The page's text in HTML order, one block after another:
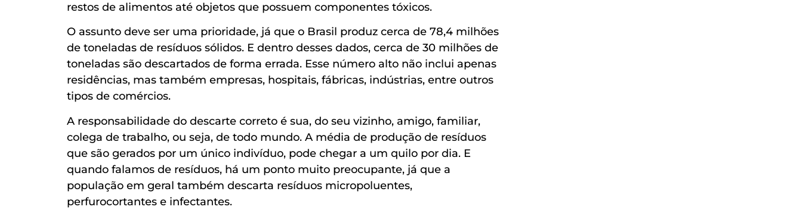
restos de alimentos até objetos que possuem componentes tóxicos.
O assunto deve ser uma prioridade, já que o Brasil produz cerca de 78,4 milhões
de toneladas de resíduos sólidos. E dentro desses dados, cerca de 30 milhões de
toneladas são descartados de forma errada. Esse número alto não inclui apenas
residências, mas também empresas, hospitais, fábricas, indústrias, entre outros
tipos de comércios.
A responsabilidade do descarte correto é sua, do seu vizinho, amigo, familiar,
colega de trabalho, ou seja, de todo mundo. A média de produção de resíduos
que são gerados por um único indivíduo, pode chegar a um quilo por dia. E
quando falamos de resíduos, há um ponto muito preocupante, já que a
população em geral também descarta resíduos micropoluentes,
perfurocortantes e infectantes.